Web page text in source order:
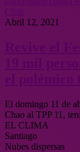
Abril 12, 2021
El domingo 11 de
Chao al TPP 11,
EL CLIMA
Santiago
Nubes dispersas